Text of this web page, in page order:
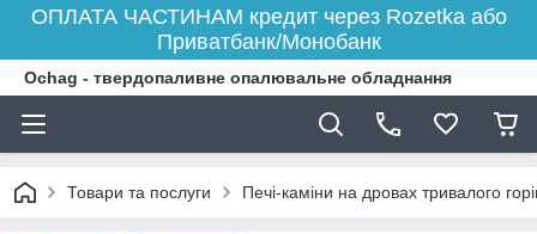
ОПЛАТА ЧАСТИНАМ кредит через Rozetka або
Приватбанк/Монобанк
Ochag - твердопаливне опалювальне обладнання
Товари та послуги Печі-каміни на дровах тривалого